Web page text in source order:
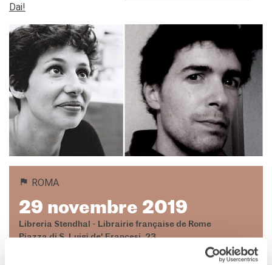
Dai!
ROMA
29 novembre 2019
Libreria Stendhal - Librairie française de Rome
Piazza di S. Luigi de' Francesi, 23